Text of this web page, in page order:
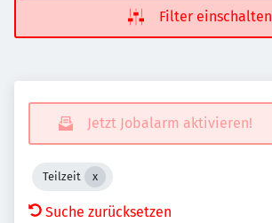
Filter einschalten
Jetzt Jobalarm aktivieren!
Teilzeit
Suche zurücksetzen